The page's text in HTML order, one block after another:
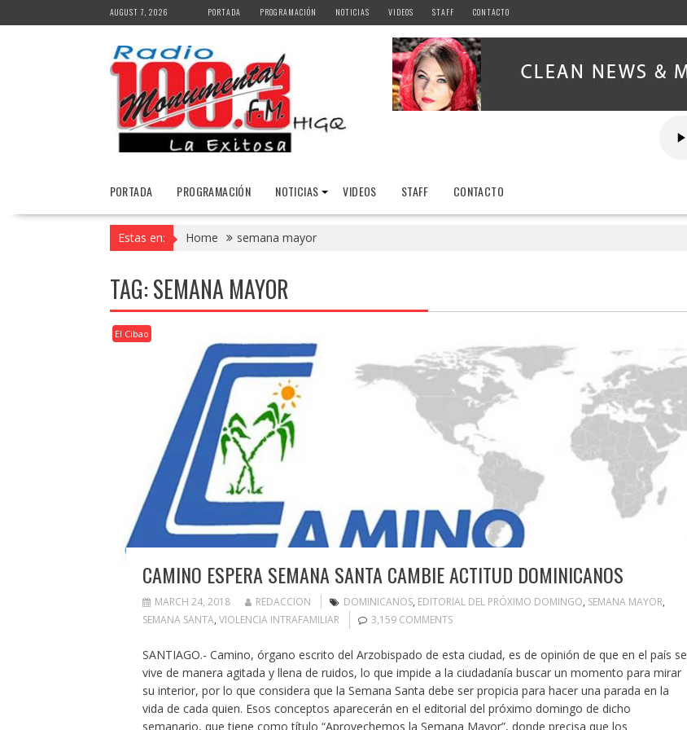
to
AUGUST 7, 2026 PORTADA PROGRAMACIÓN NOTICIAS VIDEOS STAFF CONTACTO
PORTADA PROGRAMACIÓN NOTICIAS VIDEOS STAFF CONTACTO
Estas en: Home semana mayor
TAG:SEMANA MAYOR
El Cibao
CAMINO ESPERA SEMANA SANTA CAMBIE ACTITUD DOMINICANOS
MARCH 24, 2018 REDACCION DOMINICANOS, EDITORIAL DEL PRÓXIMO DOMINGO, SEMANA MAYOR,
SEMANA SANTA, VIOLENCIA INTRAFAMILIAR 3,159 COMMENTS
SANTIAGO.- Camino, órgano escrito del Arzobispado de esta ciudad, es de opinión de que en el país se
vive de manera agitada y llena de ruidos, lo que impide a la ciudadanía buscar un momento para mirar
su interior, por lo que considera que la Semana Santa debe ser propicia para hacer una parada en la
vida de cada quien. Esos conceptos aparecerán en el editorial del próximo domingo de dicho
semanario, que tiene como título “Aprovechemos la Semana Mayor”, donde precisa que los